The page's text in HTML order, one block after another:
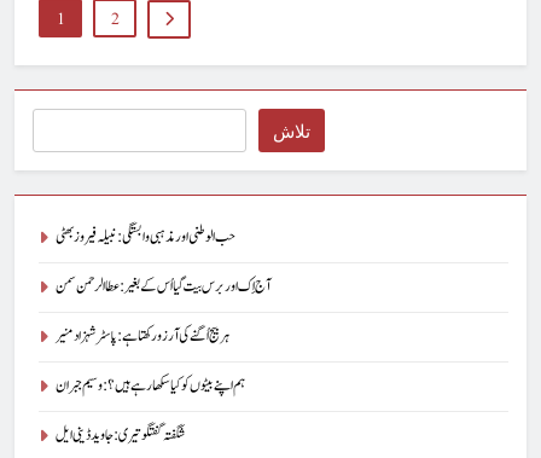
1 2
تلاش
حب الوطنی اور مذہبی وابستگی : نبیلہ فیروز بھٹی
آج اِک اور برس بیت گیا اُس کے بغیر : عطاالرحمن سمن
ہر بیج اُگنے کی آرزو رکھتا ہے : پاسٹر شہزاد منیر
ہم اپنے بیٹوں کو کیا سکھا رہے ہیں؟ : وسیم جبران
شگفتہ گفتگو تیری : جاوید ڈینی ایل